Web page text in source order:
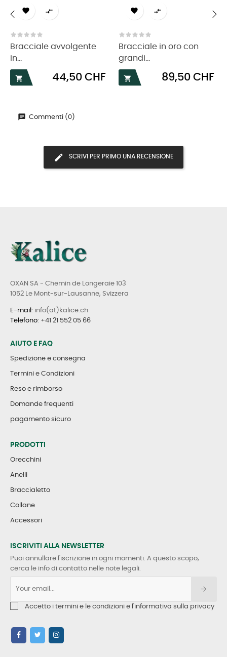
 
Bracciale avvolgente
in...

Prezzo
44,50 CHF
 
Bracciale in oro con
grandi...

Prezzo
89,50 CHF
‹
Commenti (0)
SCRIVI PER PRIMO UNA RECENSIONE
OXAN SA - Chemin de Longeraie 103
1052 Le Mont-sur-Lausanne, Svizzera
E-mail : info(at)kalice.ch
Telefono: +41 21 552 05 66
AIUTO E FAQ
Spedizione e consegna
Termini e Condizioni
Reso e rimborso
Domande frequenti
pagamento sicuro
PRODOTTI
Orecchini
Anelli
Braccialetto
Collane
Accessori
ISCRIVITI ALLA NEWSLETTER
Puoi annullare l'iscrizione in ogni momenti. A questo scopo,
cerca le info di contatto nelle note legali.
Accetto i termini e le condizioni e l'informativa sulla privacy